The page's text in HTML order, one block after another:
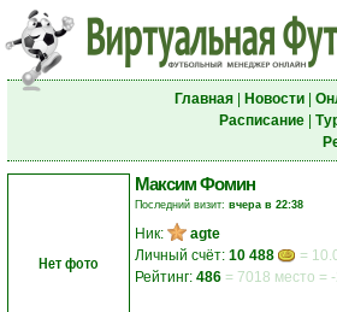
Главная| Новости|
Расписание|
Нет фото
Максим Фомин
Последний визит: вчера в 22:38
Ник:
agte
Личный счёт: 10 488
=
Рейтинг: 486 = 7018 место =